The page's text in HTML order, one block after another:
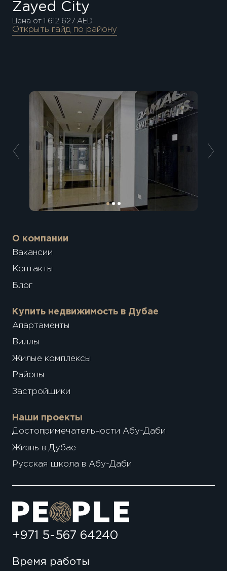
Zayed City
Цена от 1 612 627 AED
Открыть гайд по району
О компании
Вакансии
Контакты
Блог
Купить недвижимость в Дубае
Апартаменты
Виллы
Жилые комплексы
Районы
Застройщики
Наши проекты
Достопримечательности Абу-Даби
Жизнь в Дубае
Русская школа в Абу-Даби
+971 5-567 64240
Время работы